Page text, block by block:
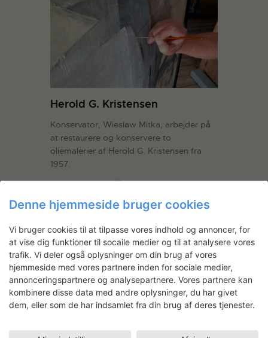
Herold G. Kristensen
Konservator, Wieslaw Mitka, arbejder på
at restaurere og konservere to
oliemalerier af Herold G. Kristensen fra
1957.
billede til Cobraudstilling i
Denne hjemmeside bruger cookies
Vi bruger cookies til at tilpasse vores indhold og annoncer, for
at vise dig funktioner til socaile medier og til at analysere vores
trafik. Vi deler også oplysninger om din brug af vores
hjemmeside med vores partnere inden for sociale medier,
annonceringspartnere og analysepartnere. Vores partnere kan
kombinere disse data med andre oplysninger, du har givet
dem, eller som de har indsamlet fra din brug af deres tjenester.